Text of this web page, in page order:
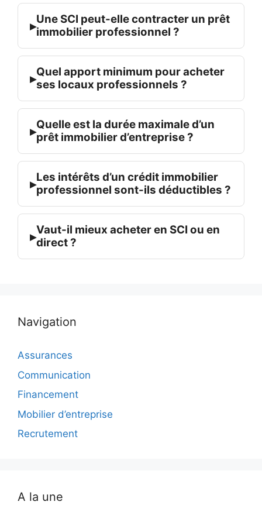
▸Une SCI peut-elle contracter un prêt
immobilier professionnel ?
▸Quel apport minimum pour acheter
ses locaux professionnels ?
▸Quelle est la durée maximale d’un
prêt immobilier d’entreprise ?
▸Les intérêts d’un crédit immobilier
professionnel sont-ils déductibles ?
▸Vaut-il mieux acheter en SCI ou en
direct ?
Navigation
Assurances
Communication
Financement
Mobilier d’entreprise
Recrutement
A la une